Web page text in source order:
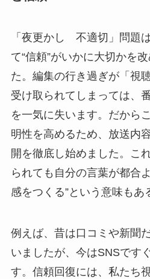
「夜更かし 不適切」問題
て“信頼”がいかに大切かを
た。編集の行き過ぎが「視
受け取られてしまっては、
を一気に失います。だから
明性を高めるため、放送内
開を徹底し始めました。こ
られても自分の言葉が都合
感をつくる”という意味もあ
例えば、昔は口コミや新聞
いましたが、今はSNSです
す。信頼回復には、私たち